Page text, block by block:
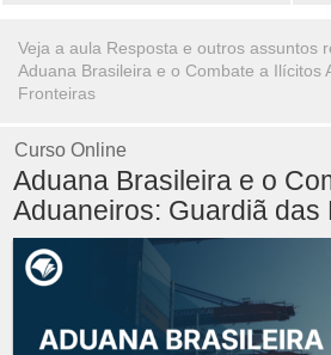
Veja a aula Resposta e outros assuntos
Aduana Brasileira e o Combate a Ilícitos
Fronteiras
Curso Online
Aduana Brasileira e o
Aduaneiros: Guardiã das